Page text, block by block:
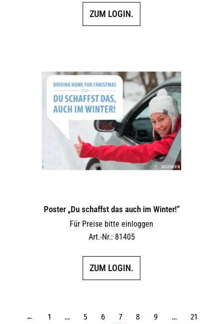
ZUM LOGIN.
Poster „Du schaffst das auch im Winter!“
Für Preise bitte einloggen
Art.-Nr.: 81405
ZUM LOGIN.
← 1 … 5 6 7 8 9 …
21